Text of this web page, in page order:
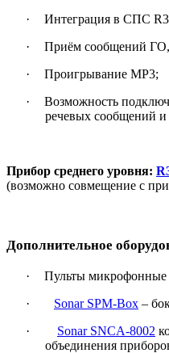
·
Интеграция в СПС R
·
Приём сообщений
·
Проигрывание MP3;
·
Возможность
речевых сообщений
Прибор среднего уровня:
(возможно совмещение с
Дополнительное
· Пульты
·
Sonar SPM-Box –
·
Sonar SNCA-8002
объединения